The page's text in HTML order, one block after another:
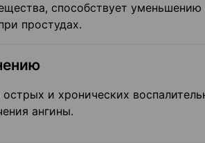
способствует
простудах.
и хронических
ангины.